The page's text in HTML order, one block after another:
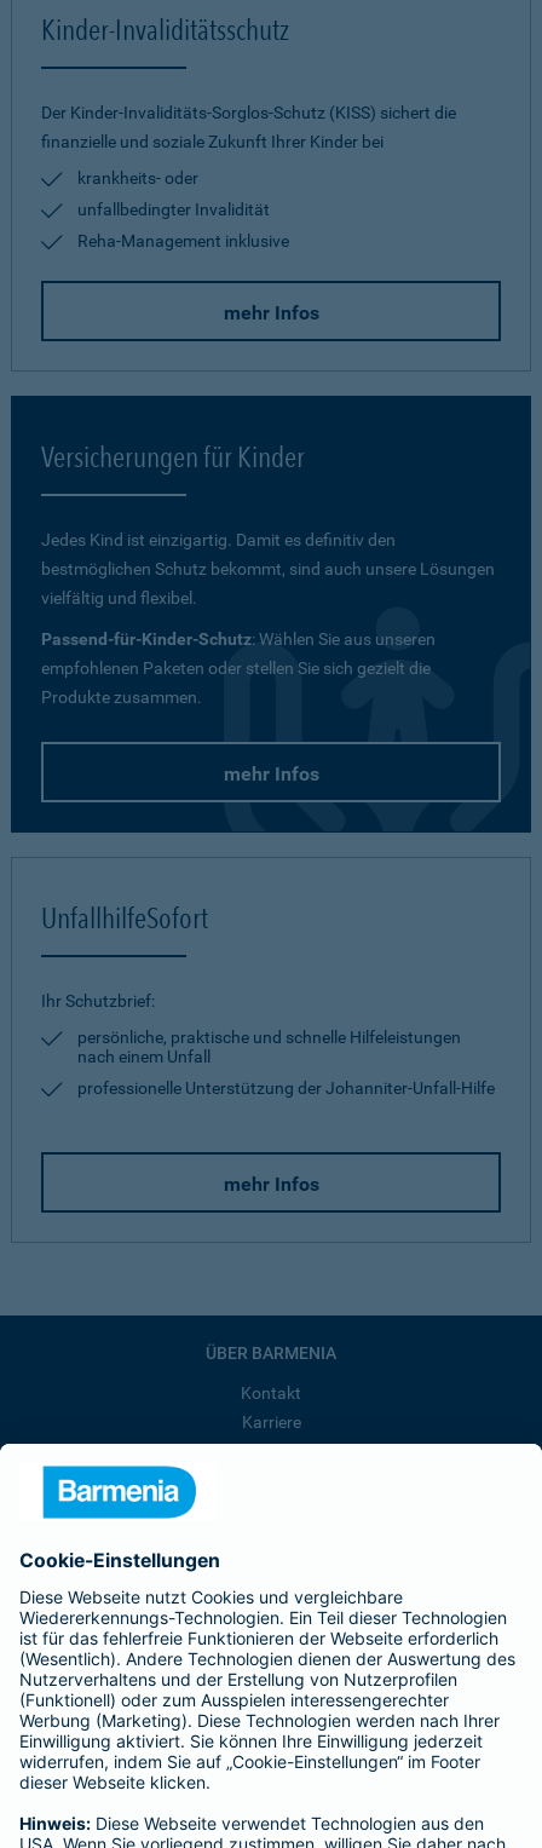
Kinder-Invaliditätsschutz
Der Kinder-Invaliditäts-Sorglos-Schutz (KISS) sichert die
finanzielle und soziale Zukunft Ihrer Kinder bei
krankheits- oder
unfallbedingter Invalidität
Reha-Management inklusive
mehr Infos
Versicherungen für Kinder
Jedes Kind ist einzigartig. Damit es definitiv den
bestmöglichen Schutz bekommt, sind auch unsere Lösungen
vielfältig und flexibel.
Passend-für-Kinder-Schutz: Wählen Sie aus unseren
empfohlenen Paketen oder stellen Sie sich gezielt die
Produkte zusammen.
mehr Infos
UnfallhilfeSofort
Ihr Schutzbrief:
persönliche, praktische und schnelle Hilfeleistungen
nach einem Unfall
professionelle Unterstützung der Johanniter-Unfall-Hilfe
mehr Infos
ÜBER BARMENIA
Kontakt
Karriere
Barmenia ist Teil der BarmeniaGothaer
BELIEBTE SEITEN
Kranken-Zusatzversicherung
Tierversicherungen
Haftpflichtversicherung
Hausratversicherung
Adresse ändern